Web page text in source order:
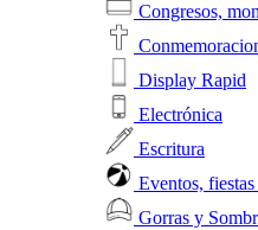
Congresos,
Display Rapid
Electrónica
Escritura
Eventos,
Gorras y